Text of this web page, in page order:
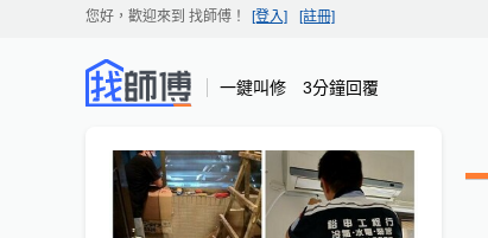
您好，歡迎來到 找師傅 ！ [登入] [註冊]
一鍵叫修 3分鐘回覆